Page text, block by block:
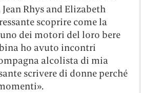
Rhys and Elizabeth
scoprire come la
dei motori del loro bere
ho avuto incontri
alcolista di mia
scrivere di donne perché